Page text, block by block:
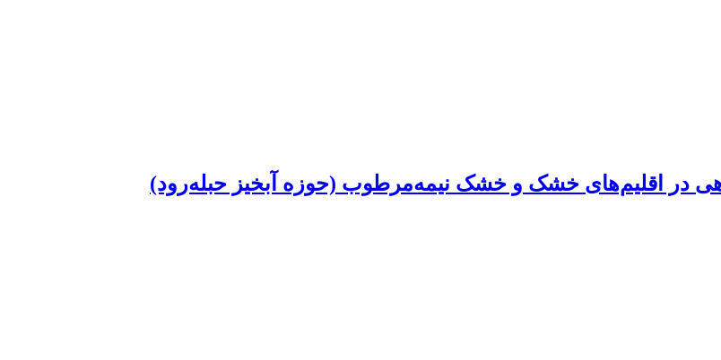
در اقلیم‌های خشک و خشک نیمه‌مرطوب (حوزه آبخیز حبله‌رود)